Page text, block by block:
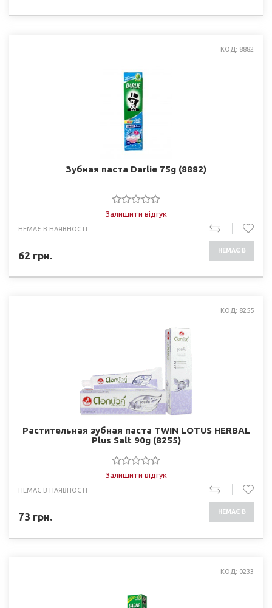
КОД: 8882
Зубная паста Darlie 75g (8882)
Залишити відгук
НЕМАЄ В НАЯВНОСТІ
62 грн. НЕМАЄ В
КОД: 8255
Растительная зубная паста TWIN LOTUS HERBAL
Plus Salt 90g (8255)
Залишити відгук
НЕМАЄ В НАЯВНОСТІ
73 грн. НЕМАЄ В
КОД: 0233